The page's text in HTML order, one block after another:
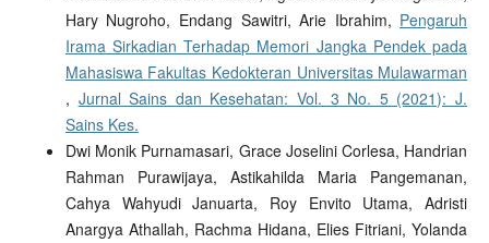
Hary Nugroho, Endang Sawitri, Arie Ibrahim, Pengaruh
Irama Sirkadian Terhadap Memori Jangka Pendek pada
Mahasiswa Fakultas Kedokteran Universitas Mulawarman
, Jurnal Sains dan Kesehatan: Vol. 3 No. 5 (2021): J.
Sains Kes.
Dwi Monik Purnamasari, Grace Joselini Corlesa, Handrian
Rahman Purawijaya, Astikahilda Maria Pangemanan,
Cahya Wahyudi Januarta, Roy Envito Utama, Adristi
Anargya Athallah, Rachma Hidana, Elies Fitriani, Yolanda